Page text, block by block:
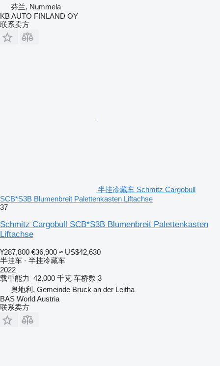
芬兰, Nummela
KB AUTO FINLAND OY
联系卖方
半挂冷藏车 Schmitz Cargobull
SCB*S3B Blumenbreit Palettenkasten Liftachse
37
Schmitz Cargobull SCB*S3B Blumenbreit Palettenkasten
Liftachse
¥287,800 €36,900 ≈ US$42,630
半挂车 - 半挂冷藏车
2022
载重能力 42,000 千克 车桥数 3
奥地利, Gemeinde Bruck an der Leitha
BAS World Austria
联系卖方